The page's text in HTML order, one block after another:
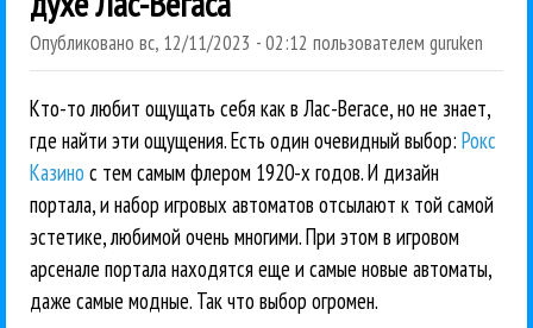
Опубликовано вс, 12/11/2023 - 02:12 пользователем guruken
Кто-то любит ощущать себя как в Лас-Вегасе, но не знает,
где найти эти ощущения. Есть один очевидный выбор: Рокс
Казино с тем самым флером 1920-х годов. И дизайн
портала, и набор игровых автоматов отсылают к той самой
эстетике, любимой очень многими. При этом в игровом
арсенале портала находятся еще и самые новые автоматы,
даже самые модные. Так что выбор огромен.